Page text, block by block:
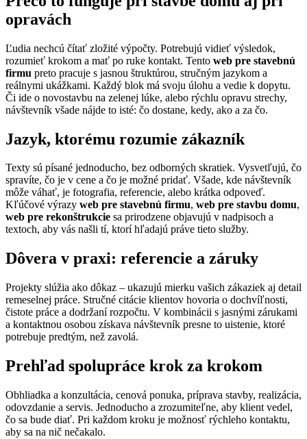
opravách
Ľudia nechcú čítať zložité výpočty. Potrebujú vidieť výsledok,
rozumieť krokom a mať po ruke kontakt. Tento web pre stavebnú
firmu preto pracuje s jasnou štruktúrou, stručným jazykom a
reálnymi ukážkami. Každý blok má svoju úlohu a vedie k dopytu.
Či ide o novostavbu na zelenej lúke, alebo rýchlu opravu strechy,
návštevník všade nájde to isté: čo dostane, kedy, ako a za čo.
Jazyk, ktorému rozumie zákazník
Texty sú písané jednoducho, bez odborných skratiek. Vysvetľujú, čo
spravíte, čo je v cene a čo je možné pridať. Všade, kde návštevník
môže váhať, je fotografia, referencie, alebo krátka odpoveď.
Kľúčové výrazy web pre stavebnú firmu, web pre stavbu domu,
web pre rekonštrukcie sa prirodzene objavujú v nadpisoch a
textoch, aby vás našli tí, ktorí hľadajú práve tieto služby.
Dôvera v praxi: referencie a záruky
Projekty slúžia ako dôkaz – ukazujú mierku vašich zákaziek aj detail
remeselnej práce. Stručné citácie klientov hovoria o dochvíľnosti,
čistote práce a dodržaní rozpočtu. V kombinácii s jasnými zárukami
a kontaktnou osobou získava návštevník presne to uistenie, ktoré
potrebuje predtým, než zavolá.
Prehľad spolupráce krok za krokom
Obhliadka a konzultácia, cenová ponuka, príprava stavby, realizácia,
odovzdanie a servis. Jednoducho a zrozumiteľne, aby klient vedel,
čo sa bude diať. Pri každom kroku je možnosť rýchleho kontaktu,
aby sa na nič nečakalo.